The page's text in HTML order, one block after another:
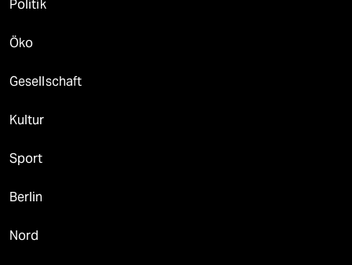
Politik
Öko
Gesellschaft
Kultur
Sport
Berlin
Nord